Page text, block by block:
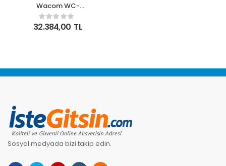
Wacom WC-
DTC121W0B One 12
Grafik Tablet
32.384,00 TL
Sosyal medyada bizi takip edin.